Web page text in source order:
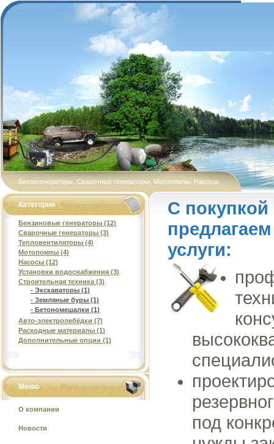
Бензогенераторы, Сварочные генераторы, Мотопомпы, Насосы
Категории
Бензиновые генераторы (12)
Сварочные генераторы (3)
Тепловентиляторы (4)
Мотопомпы (4)
Насосы (12)
Установки водоснабжения (3)
Строительная техника (3)
- Экскаваторы (1)
- Земляные буры (1)
- Бетономешалки (1)
Авто-электролебёдки (7)
Расходные материалы (1)
Дополнительные опции (1)
Меню
О компании
Новости
С
услуги:
под